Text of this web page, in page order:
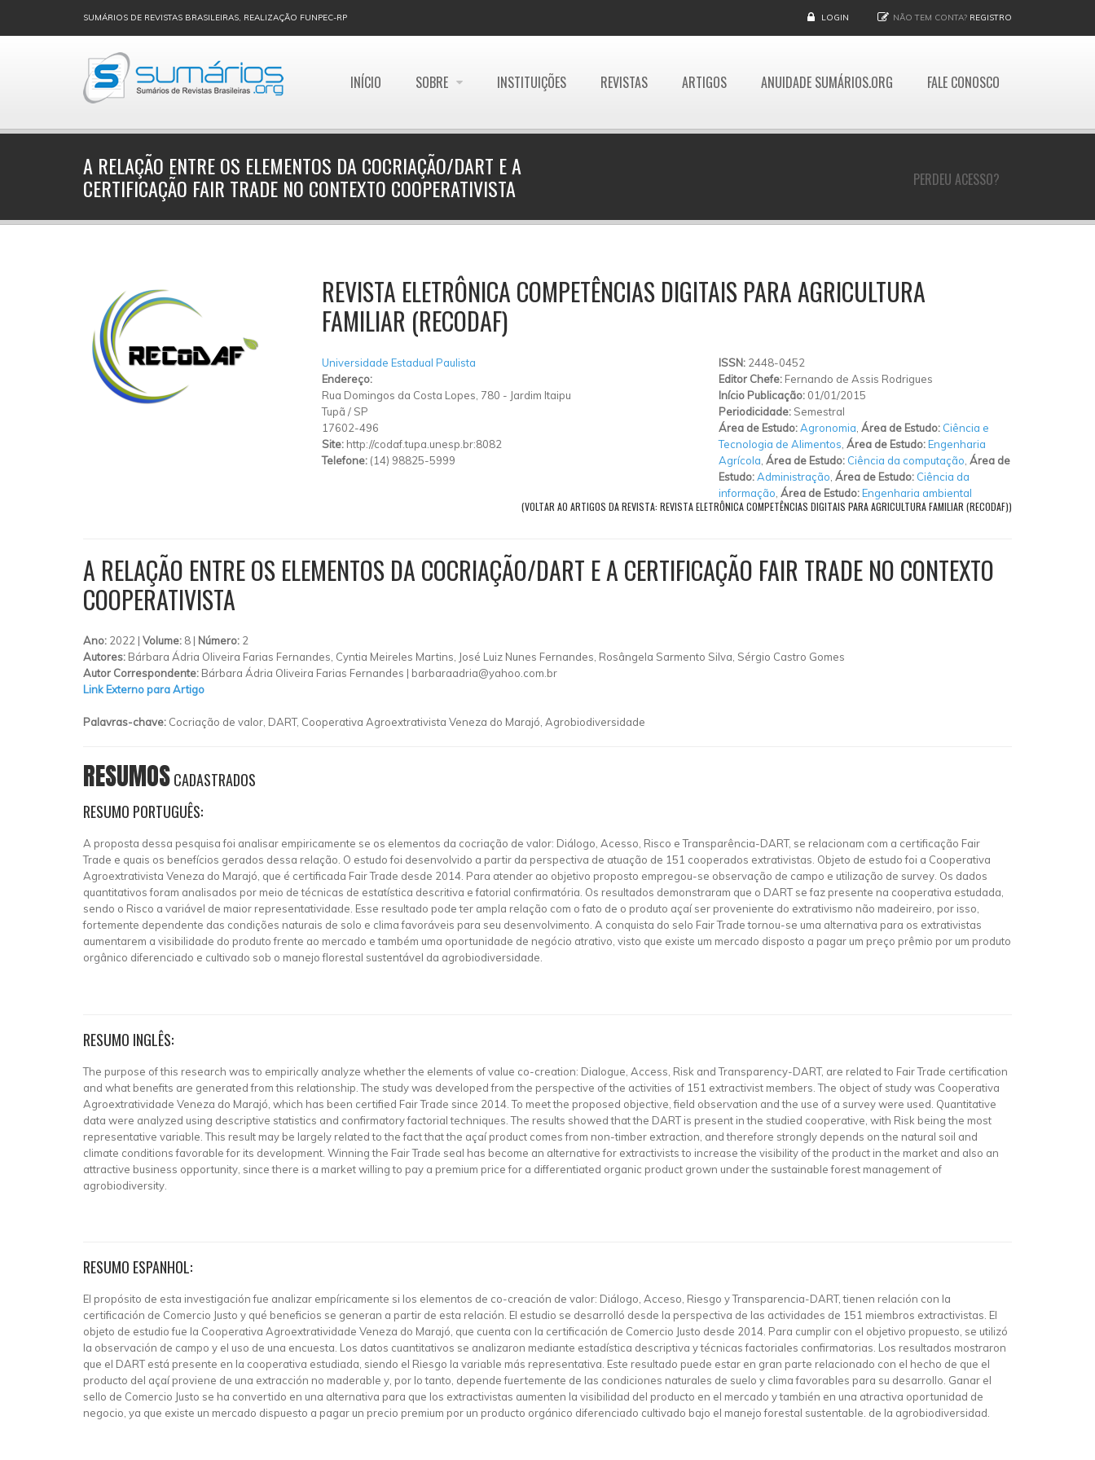
SUMÁRIOS DE REVISTAS BRASILEIRAS, REALIZAÇÃO FUNPEC-RP LOGIN NÃO TEM CONTA? REGISTRO
INÍCIO SOBRE INSTITUIÇÕES REVISTAS ARTIGOS ANUIDADE SUMÁRIOS.ORG FALE CONOSCO
PERDEU ACESSO?
A RELAÇÃO ENTRE OS ELEMENTOS DA COCRIAÇÃO/DART E A
CERTIFICAÇÃO FAIR TRADE NO CONTEXTO COOPERATIVISTA
REVISTA ELETRÔNICA COMPETÊNCIAS DIGITAIS PARA AGRICULTURA
FAMILIAR (RECODAF)
Universidade Estadual Paulista
Endereço:
Rua Domingos da Costa Lopes, 780 - Jardim Itaipu
Tupã / SP
17602-496
Site: http://codaf.tupa.unesp.br:8082
Telefone: (14) 98825-5999
ISSN: 2448-0452
Editor Chefe: Fernando de Assis Rodrigues
Início Publicação: 01/01/2015
Periodicidade: Semestral
Área de Estudo:Agronomia Área de Estudo: Ciência e
Tecnologia de Alimentos Área de Estudo:Engenharia
Agrícola Área de Estudo: Ciência da computação Área de
Estudo:Administração Área de Estudo: Ciência da
informação Área de Estudo:Engenharia ambiental
(VOLTAR AO ARTIGOS DA REVISTA: REVISTA ELETRÔNICA COMPETÊNCIAS DIGITAIS PARA AGRICULTURA FAMILIAR (RECODAF))
A RELAÇÃO ENTRE OS ELEMENTOS DA COCRIAÇÃO/DART E A CERTIFICAÇÃO FAIR TRADE NO CONTEXTO
COOPERATIVISTA
Ano: 2022 | Volume: 8 | Número: 2
Autores: Bárbara Ádria Oliveira Farias Fernandes, Cyntia Meireles Martins, José Luiz Nunes Fernandes, Rosângela Sarmento Silva, Sérgio Castro Gomes
Autor Correspondente: Bárbara Ádria Oliveira Farias Fernandes | barbaraadria@yahoo.com.br
Link Externo para Artigo
Palavras-chave: Cocriação de valor, DART, Cooperativa Agroextrativista Veneza do Marajó, Agrobiodiversidade
RESUMOSCADASTRADOS
RESUMO PORTUGUÊS:
A proposta dessa pesquisa foi analisar empiricamente se os elementos da cocriação de valor: Diálogo, Acesso, Risco e Transparência-DART, se relacionam com a certificação Fair
Trade e quais os benefícios gerados dessa relação. O estudo foi desenvolvido a partir da perspectiva de atuação de 151 cooperados extrativistas. Objeto de estudo foi a Cooperativa
Agroextrativista Veneza do Marajó, que é certificada Fair Trade desde 2014. Para atender ao objetivo proposto empregou-se observação de campo e utilização de survey. Os dados
quantitativos foram analisados por meio de técnicas de estatística descritiva e fatorial confirmatória. Os resultados demonstraram que o DART se faz presente na cooperativa estudada,
sendo o Risco a variável de maior representatividade. Esse resultado pode ter ampla relação com o fato de o produto açaí ser proveniente do extrativismo não madeireiro, por isso,
fortemente dependente das condições naturais de solo e clima favoráveis para seu desenvolvimento. A conquista do selo Fair Trade tornou-se uma alternativa para os extrativistas
aumentarem a visibilidade do produto frente ao mercado e também uma oportunidade de negócio atrativo, visto que existe um mercado disposto a pagar um preço prêmio por um produto
orgânico diferenciado e cultivado sob o manejo florestal sustentável da agrobiodiversidade.
RESUMO INGLÊS:
The purpose of this research was to empirically analyze whether the elements of value co-creation: Dialogue, Access, Risk and Transparency-DART, are related to Fair Trade certification
and what benefits are generated from this relationship. The study was developed from the perspective of the activities of 151 extractivist members. The object of study was Cooperativa
Agroextratividade Veneza do Marajó, which has been certified Fair Trade since 2014. To meet the proposed objective, field observation and the use of a survey were used. Quantitative
data were analyzed using descriptive statistics and confirmatory factorial techniques. The results showed that the DART is present in the studied cooperative, with Risk being the most
representative variable. This result may be largely related to the fact that the açaí product comes from non-timber extraction, and therefore strongly depends on the natural soil and
climate conditions favorable for its development. Winning the Fair Trade seal has become an alternative for extractivists to increase the visibility of the product in the market and also an
attractive business opportunity, since there is a market willing to pay a premium price for a differentiated organic product grown under the sustainable forest management of
agrobiodiversity.
RESUMO ESPANHOL:
El propósito de esta investigación fue analizar empíricamente si los elementos de co-creación de valor: Diálogo, Acceso, Riesgo y Transparencia-DART, tienen relación con la
certificación de Comercio Justo y qué beneficios se generan a partir de esta relación. El estudio se desarrolló desde la perspectiva de las actividades de 151 miembros extractivistas. El
objeto de estudio fue la Cooperativa Agroextratividade Veneza do Marajó, que cuenta con la certificación de Comercio Justo desde 2014. Para cumplir con el objetivo propuesto, se utilizó
la observación de campo y el uso de una encuesta. Los datos cuantitativos se analizaron mediante estadística descriptiva y técnicas factoriales confirmatorias. Los resultados mostraron
que el DART está presente en la cooperativa estudiada, siendo el Riesgo la variable más representativa. Este resultado puede estar en gran parte relacionado con el hecho de que el
producto del açaí proviene de una extracción no maderable y, por lo tanto, depende fuertemente de las condiciones naturales de suelo y clima favorables para su desarrollo. Ganar el
sello de Comercio Justo se ha convertido en una alternativa para que los extractivistas aumenten la visibilidad del producto en el mercado y también en una atractiva oportunidad de
negocio, ya que existe un mercado dispuesto a pagar un precio premium por un producto orgánico diferenciado cultivado bajo el manejo forestal sustentable. de la agrobiodiversidad.